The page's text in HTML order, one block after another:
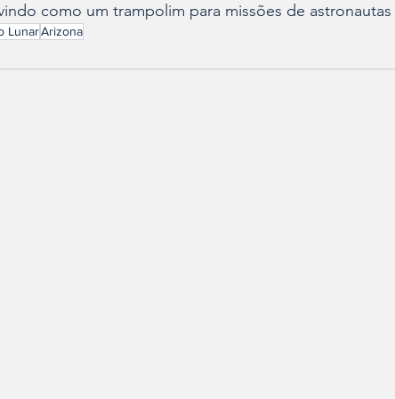
como um trampolim para missões de astronautas
LunarArizona